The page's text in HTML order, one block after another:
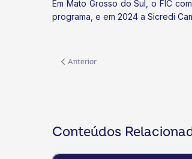
Em Mato Grosso do Sul, o FIC
programa, e em 2024 a Sicredi
Artigo anterior: Sistema OCB/MS
Anterior
Conteúdos